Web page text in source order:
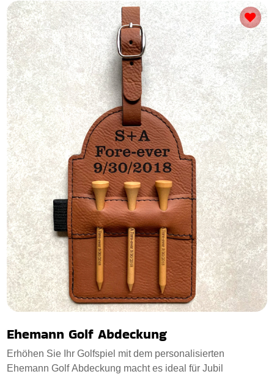
Ehemann Golf Abdeckung
Erhöhen Sie Ihr Golfspiel mit dem personalisierten
Ehemann Golf Abdeckung macht es ideal für Jubil